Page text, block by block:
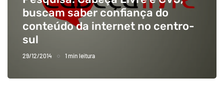
buscam saber confiança do
conteúdo da internet no centro-
sul
29/12/2014 1 min leitura